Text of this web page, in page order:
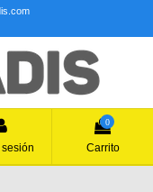
sesión
0
Carrito